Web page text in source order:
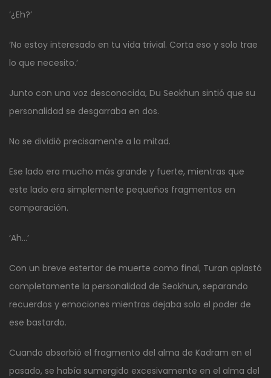
‘¿Eh?’
‘No estoy interesado en tu vida trivial. Corta eso y solo trae
lo que necesito.’
Junto con una voz desconocida, Du Seokhun sintió que su
personalidad se desgarraba en dos.
No se dividió precisamente a la mitad.
Ese lado era mucho más grande y fuerte, mientras que
este lado era simplemente pequeños fragmentos en
comparación.
‘Ah…’
Con un breve estertor de muerte como final, Turan aplastó
completamente la personalidad de Seokhun, separando
recuerdos y emociones mientras dejaba solo el poder de
ese bastardo.
Cuando absorbió el fragmento del alma de Kadram en el
pasado, se había sumergido excesivamente en el alma del